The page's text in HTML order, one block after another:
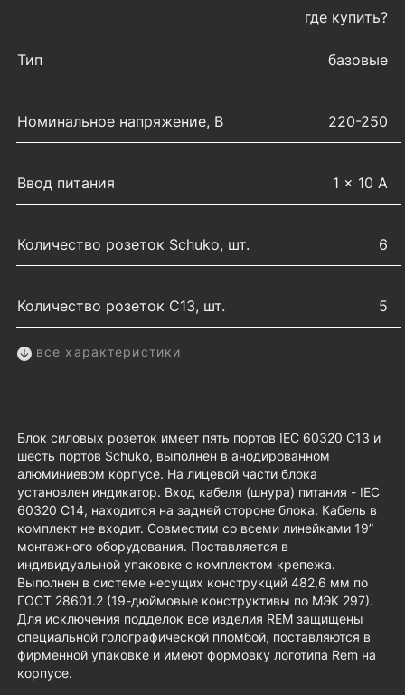
где купить?
Тип
базовые
Номинальное напряжение, В 220-250
Ввод питания 1 × 10 А
Количество розеток Schuko, шт. 6
Количество розеток C13, шт. 5
все характеристики
Блок силовых розеток имеет пять портов IEC 60320 C13 и
шесть портов Schuko, выполнен в анодированном
алюминиевом корпусе. На лицевой части блока
установлен индикатор. Вход кабеля (шнура) питания - IEC
60320 C14, находится на задней стороне блока. Кабель в
комплект не входит. Совместим со всеми линейками 19”
монтажного оборудования. Поставляется в
индивидуальной упаковке с комплектом крепежа.
Выполнен в системе несущих конструкций 482,6 мм по
ГОСТ 28601.2 (19-дюймовые конструктивы по МЭК 297).
Для исключения подделок все изделия REM защищены
специальной голографической пломбой, поставляются в
фирменной упаковке и имеют формовку логотипа Rem на
корпусе.